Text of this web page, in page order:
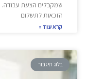
שמקבלים הצעת
הזכאות לתשלום
קרא עוד »
בלוג תיגבור